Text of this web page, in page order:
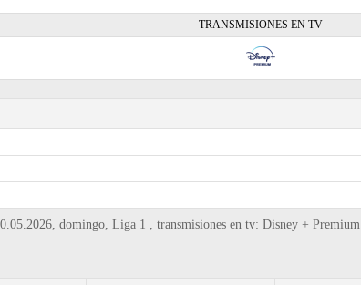
TRANSMISIONES EN TV
domingo, Liga 1 , transmisiones en tv: Disney + Premium